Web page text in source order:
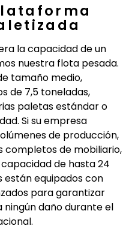
la capacidad de un
nuestra flota pesada.
tamaño medio,
de 7,5 toneladas,
paletas estándar o
Si su empresa
de producción,
completos de mobiliario,
de hasta 24
están equipados con
para garantizar
daño durante el